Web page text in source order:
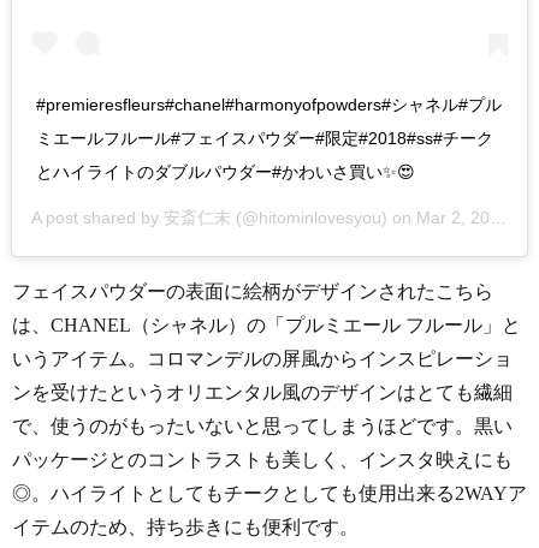
#premieresfleurs#chanel#harmonyofpowders#シャネル#プル
ミエールフルール#フェイスパウダー#限定#2018#ss#チーク
とハイライトのダブルパウダー#かわいさ買い✨😍
A post shared by 安斎仁未 (@hitominlovesyou) on Mar 2, 2018 at 7:42pm PST
フェイスパウダーの表面に絵柄がデザインされたこちら
は、CHANEL（シャネル）の「プルミエール フルール」と
いうアイテム。コロマンデルの屏風からインスピレーショ
ンを受けたというオリエンタル風のデザインはとても繊細
で、使うのがもったいないと思ってしまうほどです。黒い
パッケージとのコントラストも美しく、インスタ映えにも
◎。ハイライトとしてもチークとしても使用出来る2WAYア
イテムのため、持ち歩きにも便利です。